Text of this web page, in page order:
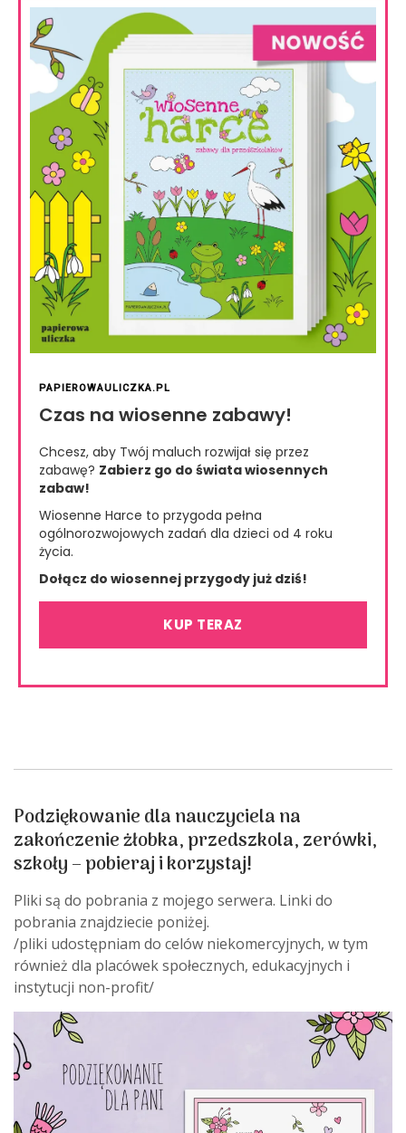
PAPIEROWAULICZKA.PL
Czas na wiosenne zabawy!
Chcesz, aby Twój maluch rozwijał się przez
zabawę? Zabierz go do świata wiosennych
zabaw!
Wiosenne Harce to przygoda pełna
ogólnorozwojowych zadań dla dzieci od 4 roku
życia.
Dołącz do wiosennej przygody już dziś!
KUP TERAZ
Podziękowanie dla nauczyciela na
zakończenie żłobka, przedszkola, zerówki,
szkoły – pobieraj i korzystaj!
Pliki są do pobrania z mojego serwera. Linki do
pobrania znajdziecie poniżej.
/pliki udostępniam do celów niekomercyjnych, w tym
również dla placówek społecznych, edukacyjnych i
instytucji non-profit/